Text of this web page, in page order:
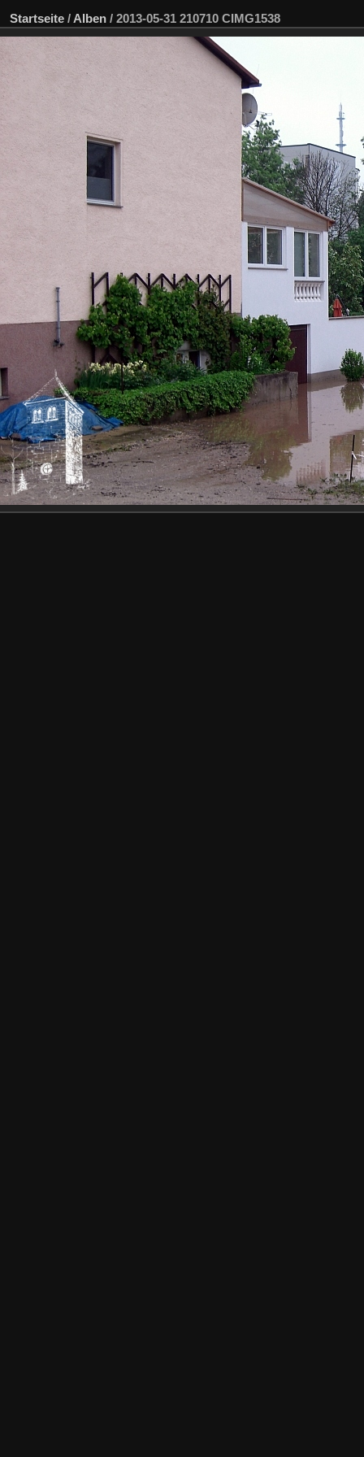
Startseite / Alben / 2013-05-31 210710 CIMG1538